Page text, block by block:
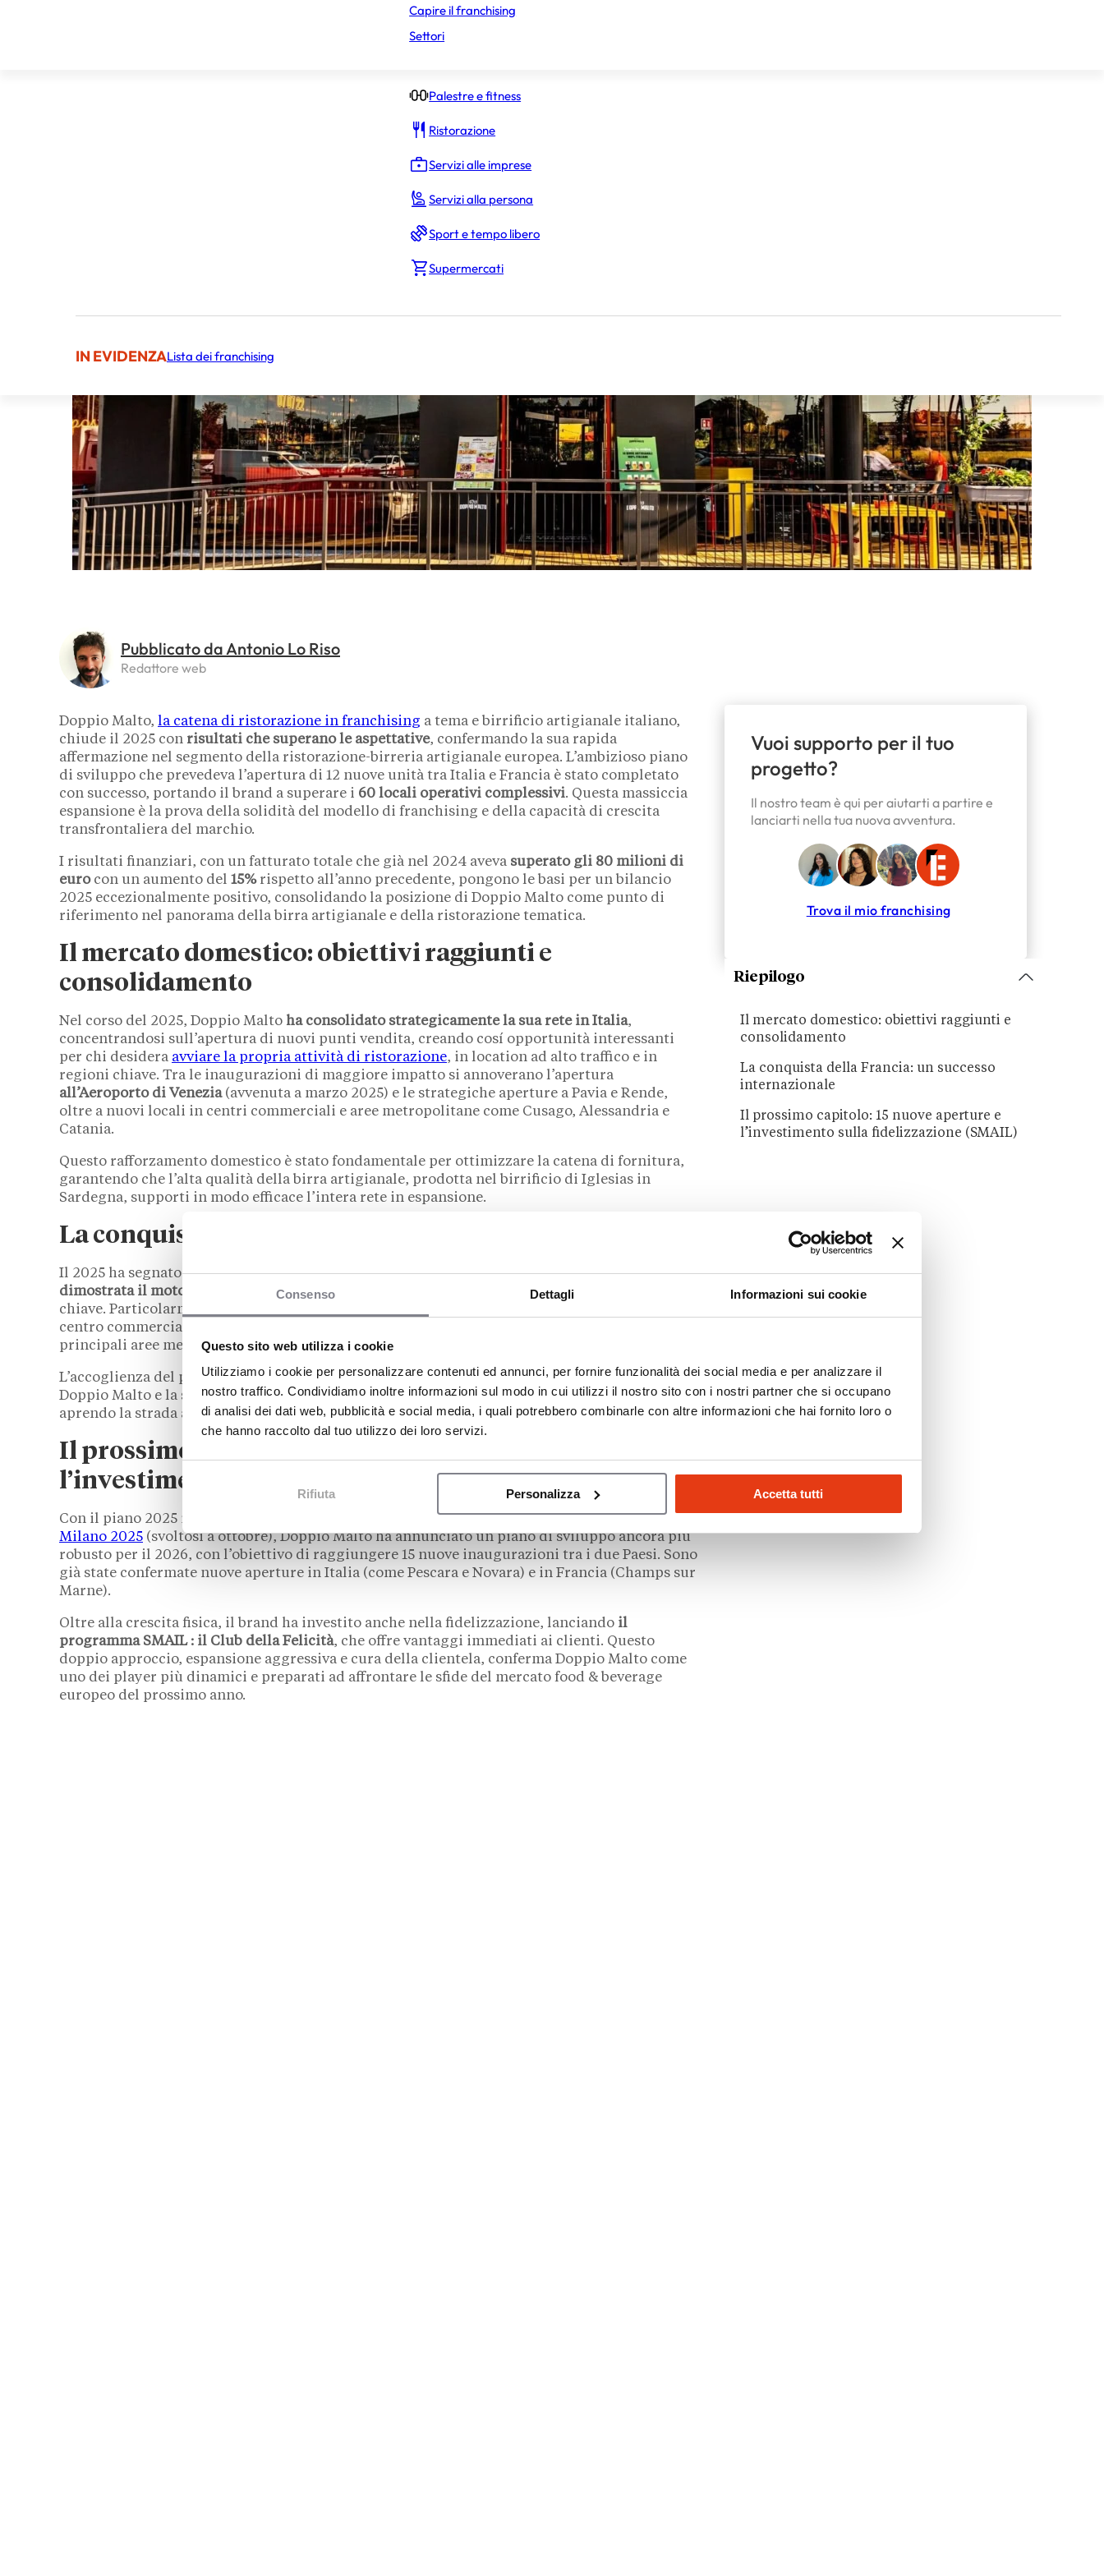
Consenso Dettagli Informazioni sui cookie
Questo sito web utilizza i cookie
Utilizziamo i cookie per personalizzare contenuti ed annunci, per fornire funzionalità dei social media e per analizzare il
nostro traffico. Condividiamo inoltre informazioni sul modo in cui utilizzi il nostro sito con i nostri partner che si occupano
di analisi dei dati web, pubblicità e social media, i quali potrebbero combinarle con altre informazioni che hai fornito loro o
che hanno raccolto dal tuo utilizzo dei loro servizi.
Rifiuta Personalizza Accetta tutti
Palestre e fitness
Ristorazione
Servizi alle imprese
Servizi alla persona
Sport e tempo libero
Supermercati
IN EVIDENZALista dei franchising
Capire il franchising
Settori
Pubblicato da Antonio Lo Riso
Redattore web
Doppio Malto, la catena di ristorazione in franchising a tema e birrificio artigianale italiano,
chiude il 2025 con risultati che superano le aspettative, confermando la sua rapida
affermazione nel segmento della ristorazione-birreria artigianale europea. L’ambizioso piano
di sviluppo che prevedeva l’apertura di 12 nuove unità tra Italia e Francia è stato completato
con successo, portando il brand a superare i 60 locali operativi complessivi. Questa massiccia
espansione è la prova della solidità del modello di franchising e della capacità di crescita
transfrontaliera del marchio.
I risultati finanziari, con un fatturato totale che già nel 2024 aveva superato gli 80 milioni di
eurocon un aumento del 15%rispetto all’anno precedente, pongono le basi per un bilancio
2025 eccezionalmente positivo, consolidando la posizione di Doppio Malto come punto di
riferimento nel panorama della birra artigianale e della ristorazione tematica.
Il mercato domestico: obiettivi raggiunti e
consolidamento
Nel corso del 2025, Doppio Malto ha consolidato strategicamente la sua rete in Italia,
concentrandosi sull’apertura di nuovi punti vendita, creando cosí opportunità interessanti
per chi desidera avviare la propria attività di ristorazione, in location ad alto traffico e in
regioni chiave. Tra le inaugurazioni di maggiore impatto si annoverano l’apertura
all’Aeroporto di Venezia(avvenuta a marzo 2025) e le strategiche aperture a Pavia e Rende,
oltre a nuovi locali in centri commerciali e aree metropolitane come Cusago, Alessandria e
Catania.
Questo rafforzamento domestico è stato fondamentale per ottimizzare la catena di fornitura,
garantendo che l’alta qualità della birra artigianale, prodotta nel birrificio di Iglesias in
Sardegna, supporti in modo efficace l’intera rete in espansione.
La conquista della Francia: un successo internazionale
Il 2025 ha segnato un punto di svolta per l’espansione internazionale.La Francia si è
dimostrata il motore di crescita europeo, dove la catena ha inaugurato diverse nuove sedi
chiave. Particolarmente significativa è stata l’apertura del prestigioso locale a Nizza (presso il
centro commerciale Cap300), seguito da altre unità in gestione diretta e
principali aree metropolitane come Marsiglia, Montpellier, Tolosa e Laval.
L’accoglienza del pubblico francese ha convalidato la flessibilità del modello di business di
Doppio Malto e la sua capacità di adattarsi con successo ai gusti e alle normative locali,
aprendo la strada a future espansioni in altri mercati continentali.
Il prossimo capitolo: 15 nuove aperture e
l’investimento sulla fidelizzazione (SMAIL)
Con il piano 2025 in archivio, l’azienda è già lanciata verso il futuro.Al Salone Franchising
Milano 2025 (svoltosi a ottobre), Doppio Malto ha annunciato un piano di sviluppo ancora più
robusto per il 2026, con l’obiettivo di raggiungere 15 nuove inaugurazioni tra i due Paesi. Sono
già state confermate nuove aperture in Italia (come Pescara e Novara) e in Francia (Champs sur
Marne).
Oltre alla crescita fisica, il brand ha investito anche nella fidelizzazione, lanciando il
programma SMAIL : il Club della Felicità, che offre vantaggi immediati ai clienti. Questo
doppio approccio, espansione aggressiva e cura della clientela, conferma Doppio Malto come
uno dei player più dinamici e preparati ad affrontare le sfide del mercato food & beverage
europeo del prossimo anno.
Vuoi supporto per il tuo
progetto?
Il nostro team è qui per aiutarti a partire e
lanciarti nella tua nuova avventura.
Trova il mio franchising
Riepilogo
Il mercato domestico: obiettivi raggiunti e
consolidamento
La conquista della Francia: un successo
internazionale
Il prossimo capitolo: 15 nuove aperture e
l’investimento sulla fidelizzazione (SMAIL)